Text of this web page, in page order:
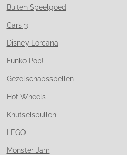
Buiten Speelgoed
Cars 3
Disney Lorcana
Funko Pop!
Gezelschapsspellen
Hot Wheels
Knutselspullen
LEGO
Monster Jam